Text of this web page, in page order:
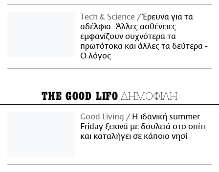
Τech & Science
Έρευνα για τα
αδέλφια: Άλλες ασθένειες
εμφανίζουν συχνότερα τα
πρωτότοκα και άλλες τα δεύτερα -
Ο λόγος
THE GOOD LIFO ΔΗΜΟΦΙΛΗ
Good Living
Η ιδανική summer
Friday ξεκινά με δουλειά στο σπίτι
και καταλήγει σε κάποιο νησί